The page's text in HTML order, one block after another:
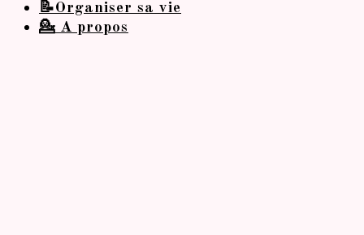
📝Organiser sa vie
💁 A propos